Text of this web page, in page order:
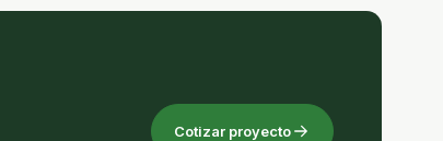
Cotizar proyecto